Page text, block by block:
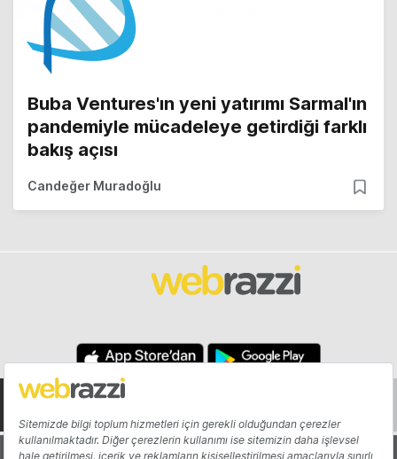
Buba Ventures'ın yeni yatırımı Sarmal'ın
pandemiyle mücadeleye getirdiği farklı
bakış açısı
Candeğer Muradoğlu